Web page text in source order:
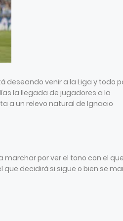
deseando venir a la Liga y todo
la llegada de jugadores a la
a un relevo natural de Ignacio
marchar por ver el tono con el
que decidirá si sigue o bien se